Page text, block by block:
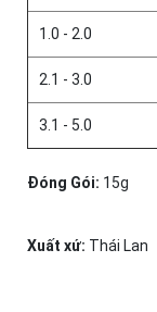
1.0 - 2.0
2.1 - 3.0
3.1 - 5.0
Đóng Gói: 15g
Xuất xứ: Thái Lan